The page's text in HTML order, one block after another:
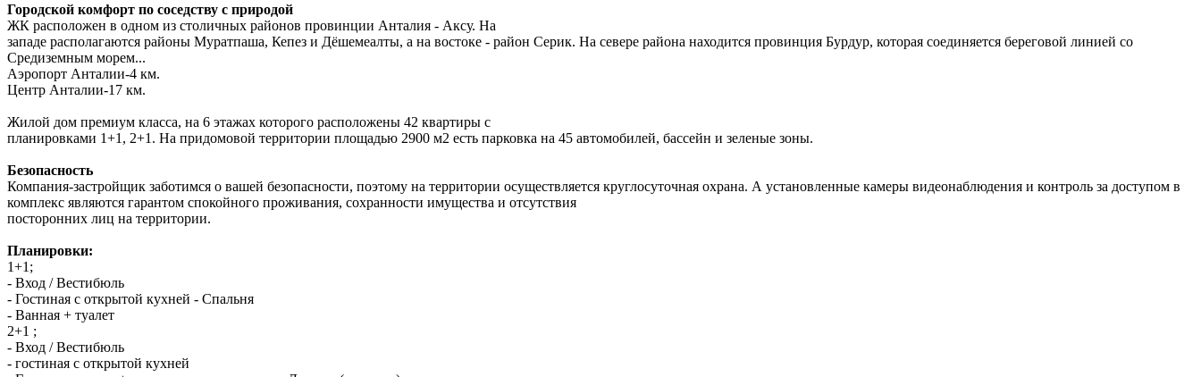
Городской комфорт по соседству с природой
ЖК расположен в одном из столичных районов провинции Анталия - Аксу. На
западе располагаются районы Муратпаша, Кепез и Дёшемеалты, а на востоке - район Серик. На севере района находится провинция Бурдур, которая соединяется береговой линией со
Средиземным морем...
Аэропорт Анталии-4 км.
Центр Анталии-17 км.
Жилой дом премиум класса, на 6 этажах которого расположены 42 квартиры с
планировками 1+1, 2+1. На придомовой территории площадью 2900 м2 есть парковка на 45 автомобилей, бассейн и зеленые зоны.
Безопасность
Компания-застройщик заботимся о вашей безопасности, поэтому на территории осуществляется круглосуточная охрана. А установленные камеры видеонаблюдения и контроль за доступом в
комплекс являются гарантом спокойного проживания, сохранности имущества и отсутствия
посторонних лиц на территории.
Планировки:
1+1;
- Вход / Вестибюль
- Гостиная с открытой кухней - Спальня
- Ванная + туалет
2+1 ;
- Вход / Вестибюль
- гостиная с открытой кухней